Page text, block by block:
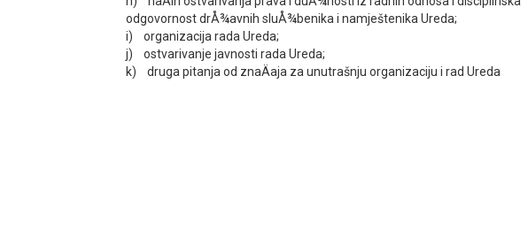
odgovornost drÅ¾avnih sluÅ¾benika i namještenika Ureda;
i) organizacija rada Ureda;
j) ostvarivanje javnosti rada Ureda;
k) druga pitanja od znaÄaja za unutrašnju organizaciju i rad Ureda